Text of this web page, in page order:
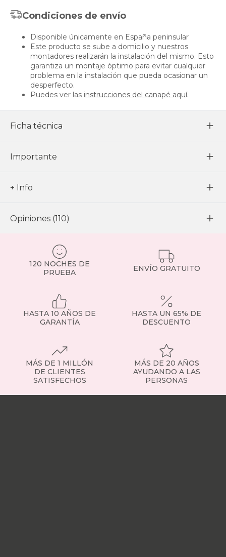
Condiciones de envío
Disponible únicamente en España peninsular
Este producto se sube a domicilio y nuestros
montadores realizarán la instalación del mismo. Esto
garantiza un montaje óptimo para evitar cualquier
problema en la instalación que pueda ocasionar un
desperfecto.
Puedes ver las instrucciones del canapé aquí.
Ficha técnica
Importante
+ Info
Opiniones (110)
120 NOCHES DE
PRUEBA
ENVÍO GRATUITO
HASTA 10 AÑOS DE
GARANTÍA
HASTA UN 65% DE
DESCUENTO
MÁS DE 1 MILLÓN
DE CLIENTES
SATISFECHOS
MÁS DE 20 AÑOS
AYUDANDO A LAS
PERSONAS